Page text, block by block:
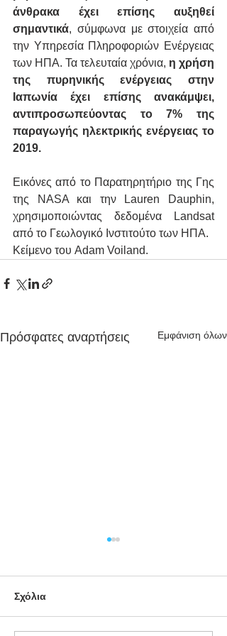
άνθρακα έχει επίσης αυξηθεί
σημαντικά, σύμφωνα με στοιχεία από
την Υπηρεσία Πληροφοριών Ενέργειας
των ΗΠΑ. Τα τελευταία χρόνια, η χρήση
της πυρηνικής ενέργειας στην
Ιαπωνία έχει επίσης ανακάμψει,
αντιπροσωπεύοντας το 7% της
παραγωγής ηλεκτρικής ενέργειας το
2019.
Εικόνες από το Παρατηρητήριο της Γης
της NASA και την Lauren Dauphin,
χρησιμοποιώντας δεδομένα Landsat
από το Γεωλογικό Ινστιτούτο των ΗΠΑ.
Κείμενο του Adam Voiland.
Πρόσφατες αναρτήσεις Εμφάνιση όλων
Σχόλια